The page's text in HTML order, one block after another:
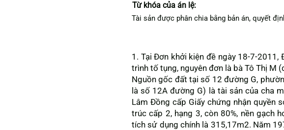
Từ khóa của án lệ:
Tài sản được phân chia bằng bản án, quyết
1. Tại Đơn khởi kiện đề ngày 18-7-
trình tố tụng, nguyên đơn là bà Tô Thị M
Nguồn gốc đất tại số 12 đường G,
là số 12A đường G) là tài sản của cha
Lâm Đồng cấp Giấy chứng nhận quyền
trúc cấp 2, hạng 3, còn 80%, nền gạch
tích sử dụng chính là 315,17m2. Năm